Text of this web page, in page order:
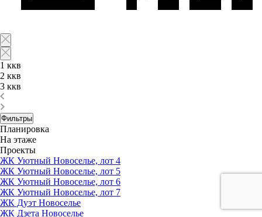
1 ккв
2 ккв
3 ккв
Фильтры
Планировка
На этаже
Проекты
ЖК Уютный Новоселье, лот 4
ЖК Уютный Новоселье, лот 5
ЖК Уютный Новоселье, лот 6
ЖК Уютный Новоселье, лот 7
ЖК Дуэт Новоселье
ЖК Дзета Новоселье